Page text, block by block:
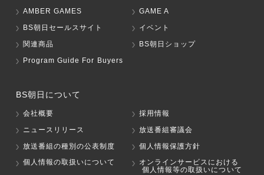
AMBER GAMES
GAME A
BS朝日セールスサイト
イベント
関連商品
BS朝日ショップ
Program Guide For Buyers
BS朝日について
会社概要
採用情報
ニュースリリース
放送番組審議会
放送番組の種別の公表制度
個人情報保護方針
個人情報の取扱いについて
オンラインサービスにおける
個人情報等の取扱いについて